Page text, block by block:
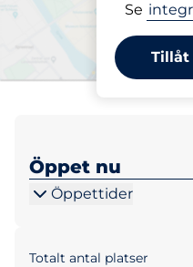
Se
Tillåt
Öppet nu
Öppettider
Totalt antal platser